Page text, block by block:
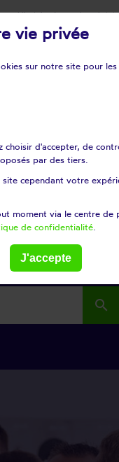
obligatoire de remplacer la
sommes en mesure
nous réalisons un devis
dimension de fenêtres pour
Nous proposons la
search
vie privée
sur notre site pour
d'accepter, de
par des tiers.
cependant votre
moment via le centre de
de confidentialité
J'accepte